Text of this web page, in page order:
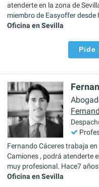
atenderte en la zona de
miembro de Easyoffer desde
Oficina en Sevilla
Pide
Fernando Cáceres trabaja
Camiones , podrá atenderte
muy profesional. Hace7
Oficina en Sevilla